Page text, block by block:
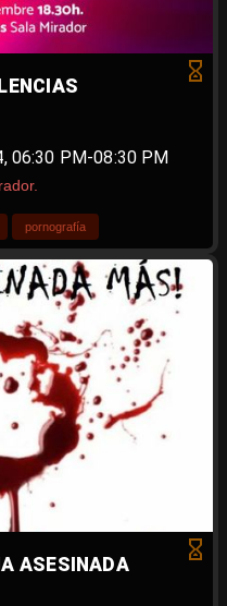
06:30 PM-08:30 PM
pornografía
ASESINADA